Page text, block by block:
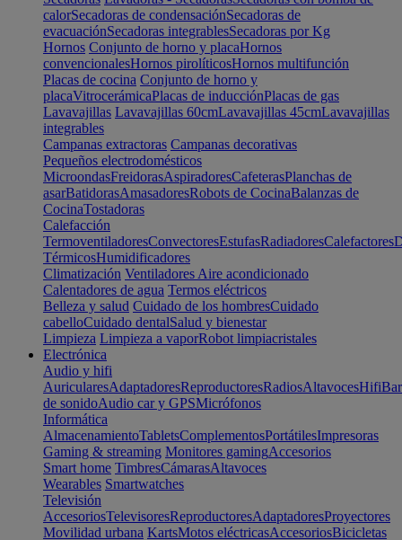
calorSecadoras de condensaciónSecadoras de
evacuaciónSecadoras integrablesSecadoras por Kg
Hornos Conjunto de horno y placaHornos
convencionalesHornos pirolíticosHornos multifunción
Placas de cocina Conjunto de horno y
placaVitrocerámicaPlacas de inducciónPlacas de gas
Lavavajillas Lavavajillas 60cmLavavajillas 45cmLavavajillas
integrables
Campanas extractoras Campanas decorativas
Pequeños electrodomésticos
MicroondasFreidorasAspiradoresCafeterasPlanchas de
asarBatidorasAmasadoresRobots de CocinaBalanzas de
CocinaTostadoras
Calefacción
TermoventiladoresConvectoresEstufasRadiadoresCalefactores
TérmicosHumidificadores
Climatización Ventiladores Aire acondicionado
Calentadores de agua Termos eléctricos
Belleza y salud Cuidado de los hombresCuidado
cabelloCuidado dentalSalud y bienestar
Limpieza Limpieza a vaporRobot limpiacristales
Electrónica
Audio y hifi
AuricularesAdaptadoresReproductoresRadiosAltavocesHifi
de sonidoAudio car y GPSMicrófonos
Informática
AlmacenamientoTabletsComplementosPortátilesImpresoras
Gaming & streaming Monitores gamingAccesorios
Smart home TimbresCámarasAltavoces
Wearables Smartwatches
Televisión
AccesoriosTelevisoresReproductoresAdaptadoresProyectores
Movilidad urbana KartsMotos eléctricasAccesoriosBicicletas